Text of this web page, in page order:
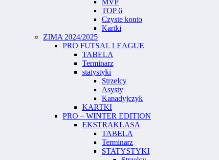
TOP 6
Czyste konto
Kartki
ZIMA 2024/2025
PRO FUTSAL LEAGUE
TABELA
Terminarz
statystyki
Strzelcy
Asysty
Kanadyjczyk
KARTKI
PRO – WINTER EDITION
EKSTRAKLASA
TABELA
Terminarz
STATYSTYKI